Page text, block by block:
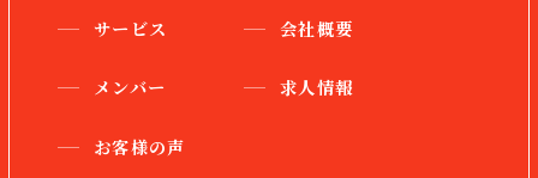
サービス
メンバー
お客様の声
会社概要
求人情報